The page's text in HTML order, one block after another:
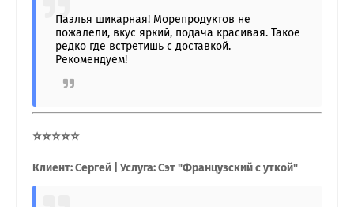
Паэлья шикарная! Морепродуктов не
пожалели, вкус яркий, подача красивая. Такое
редко где встретишь с доставкой.
Рекомендуем!
⭐⭐⭐⭐⭐
Клиент: Сергей | Услуга: Сэт "Французский с уткой"